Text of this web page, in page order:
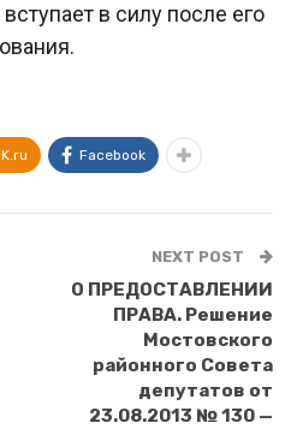
в силу после его
Facebook
NEXT POST
О ПРЕДОСТАВЛЕНИИ
ПРАВА. Решение
Мостовского
районного Совета
депутатов от
23.08.2013 № 130 —